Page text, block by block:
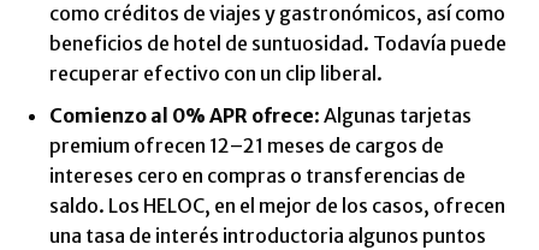
como créditos de viajes y gastronómicos, así como
beneficios de hotel de suntuosidad. Todavía puede
recuperar efectivo con un clip liberal.
Comienzo al 0% APR ofrece: Algunas tarjetas
premium ofrecen 12–21 meses de cargos de
intereses cero en compras o transferencias de
saldo. Los HELOC, en el mejor de los casos, ofrecen
una tasa de interés introductoria algunos puntos